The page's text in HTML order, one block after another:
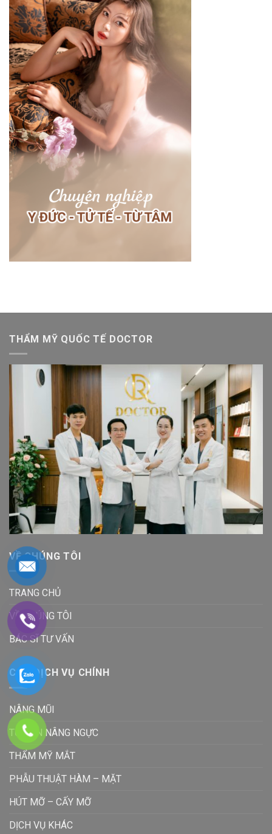
THẨM MỸ QUỐC TẾ DOCTOR
VỀ CHÚNG TÔI
TRANG CHỦ
VỀ CHÚNG TÔI
BÁC SĨ TƯ VẤN
CÁC DỊCH VỤ CHÍNH
NÂNG MŨI
TƯ VẤN NÂNG NGỰC
THẨM MỸ MẮT
PHẪU THUẬT HÀM – MẶT
HÚT MỠ – CẤY MỠ
DỊCH VỤ KHÁC